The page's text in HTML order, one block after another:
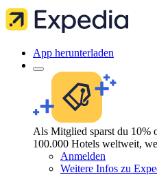
App herunterladen
Als Mitglied sparst du 10%
100.000 Hotels weltweit,
Anmelden
Weitere Infos zu